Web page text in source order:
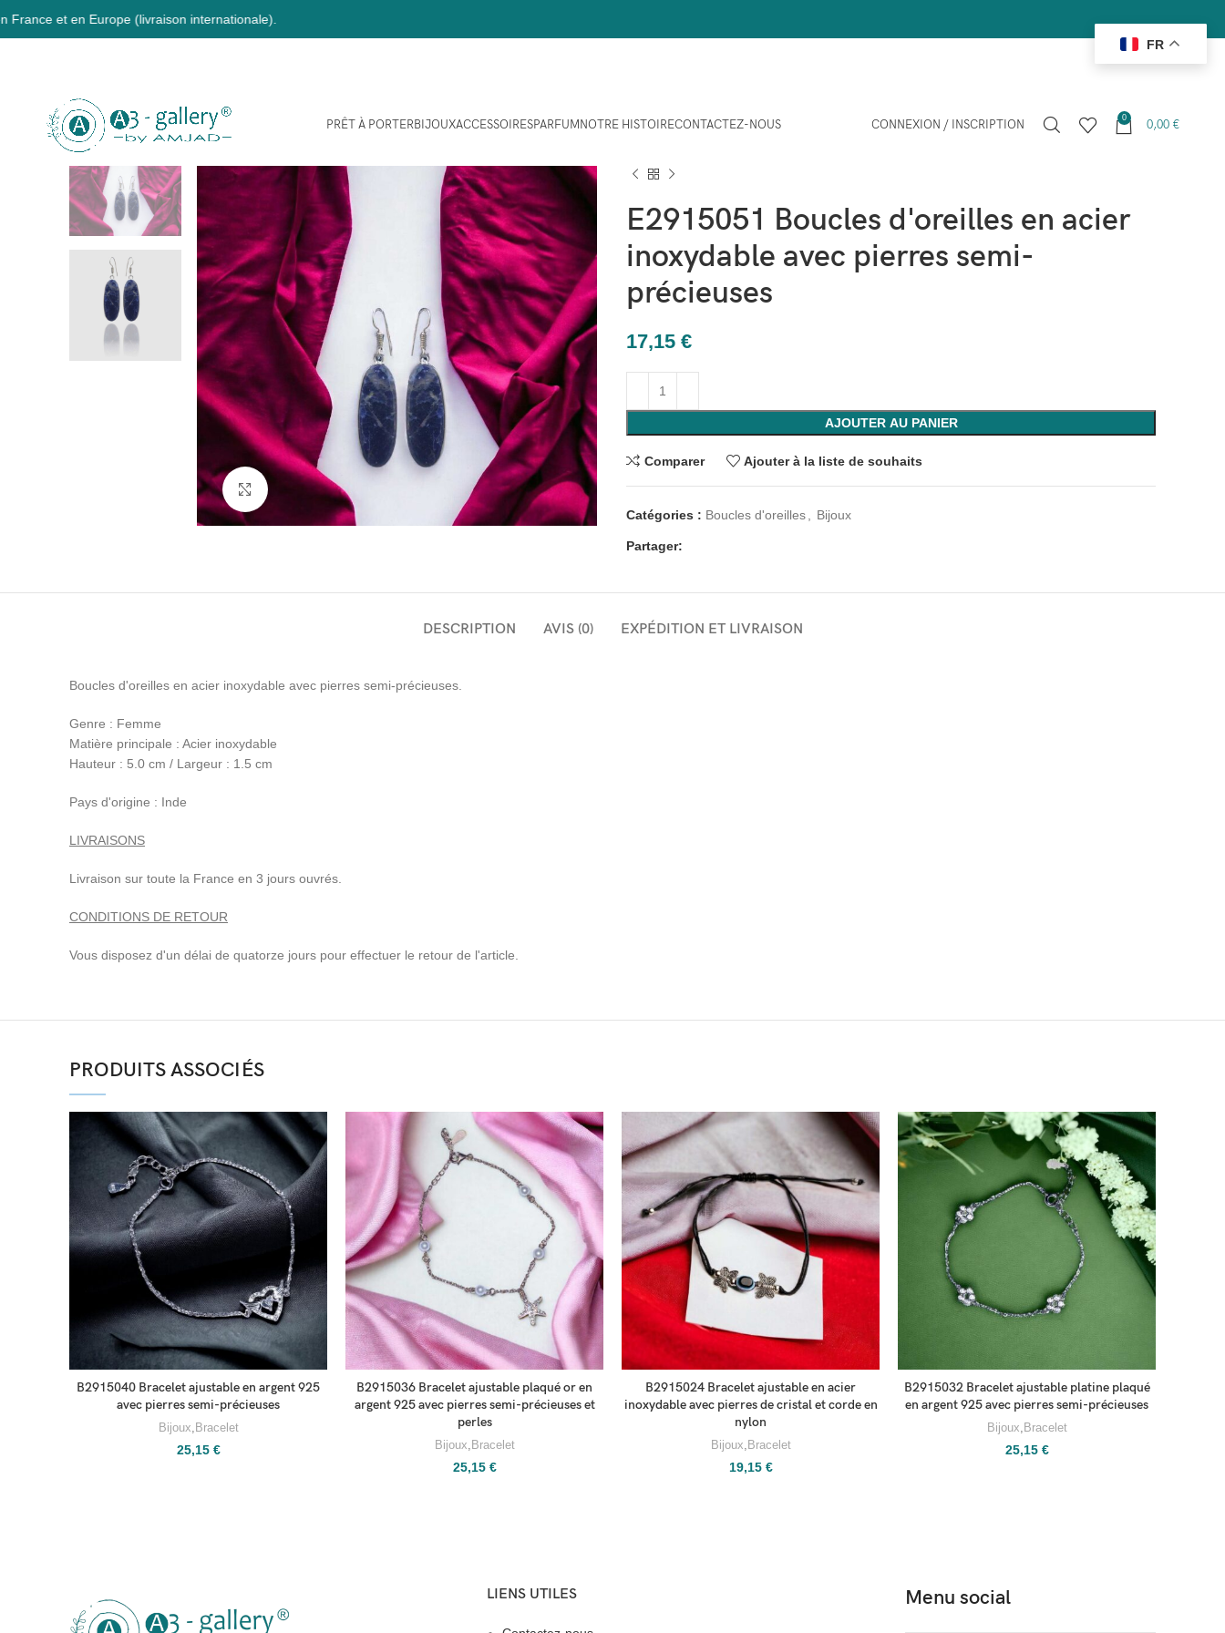
(livraison internationale).
PRÊT À PORTERBIJOUXACCESSOIRESPARFUMNOTRE HISTOIRECONTACTEZ-NOUS CONNEXION / INSCRIPTION 0 0,00 €
Cliquez pour agrandir
E2915051 Boucles d'oreilles en acier
inoxydable avec pierres semi-
précieuses
17,15 €
AJOUTER AU PANIER
Comparer Ajouter à la liste de souhaits
Catégories : Boucles d'oreilles Bijoux
Partager:
DESCRIPTION AVIS (0) EXPÉDITION ET LIVRAISON
Boucles d'oreilles en acier inoxydable avec pierres semi-précieuses.
Genre : Femme
Matière principale : Acier inoxydable
Hauteur : 5.0 cm / Largeur : 1.5 cm
Pays d'origine : Inde
LIVRAISONS
Livraison sur toute la France en 3 jours ouvrés.
CONDITIONS DE RETOUR
Vous disposez d'un délai de quatorze jours pour effectuer le retour de l'article.
PRODUITS ASSOCIÉS
B2915040 Bracelet ajustable en argent 925
avec pierres semi-précieuses
Bijoux Bracelet
25,15 €
B2915036 Bracelet ajustable plaqué or en
argent 925 avec pierres semi-précieuses et
perles
Bijoux Bracelet
25,15 €
B2915024 Bracelet ajustable en acier
inoxydable avec pierres de cristal et corde en
nylon
Bijoux Bracelet
19,15 €
B2915032 Bracelet ajustable platine plaqué
en argent 925 avec pierres semi-précieuses
Bijoux Bracelet
25,15 €
LIENS UTILES Menu social
FR